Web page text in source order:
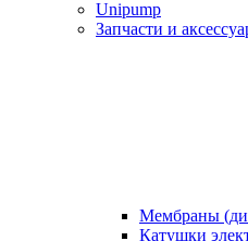
Unipump
Запчасти и
Мембраны
Катушки